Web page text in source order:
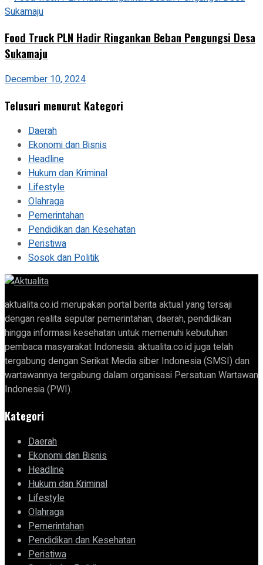
Food Truck PLN Hadir Ringankan Beban Pengungsi Desa
Sukamaju
December 10, 2024
Telusuri menurut Kategori
Daerah
Ekonomi dan Bisnis
Headline
Hukum dan Kriminal
Lifestyle
Olahraga
Pemerintahan
Pendidikan dan Kesehatan
Peristiwa
Sosok dan Politik
aktualita.co.id merupakan portal berita aktual yang tersaji
dengan realita seputar pemerintahan, daerah, pendidikan
hingga informasi kesehatan untuk memenuhi kebutuhan
pembaca masyarakat Indonesia. aktualita.co.id juga telah
tergabung dengan Serikat Media siber Indonesia (SMSI) dan
wartawannya tergabung dalam organisasi Persatuan Wartawan
Indonesia (PWI).
Kategori
Daerah
Ekonomi dan Bisnis
Headline
Hukum dan Kriminal
Lifestyle
Olahraga
Pemerintahan
Pendidikan dan Kesehatan
Peristiwa